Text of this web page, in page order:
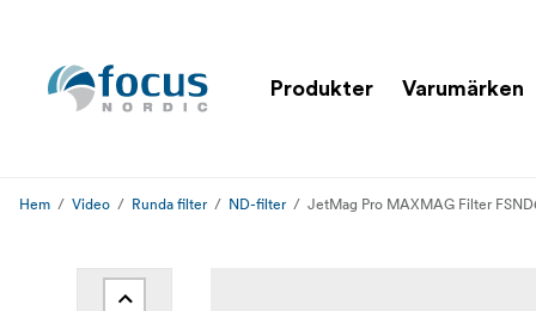
Produkter Varumärken
Hem Video Runda filter ND-filter JetMag Pro MAXMAG Filter